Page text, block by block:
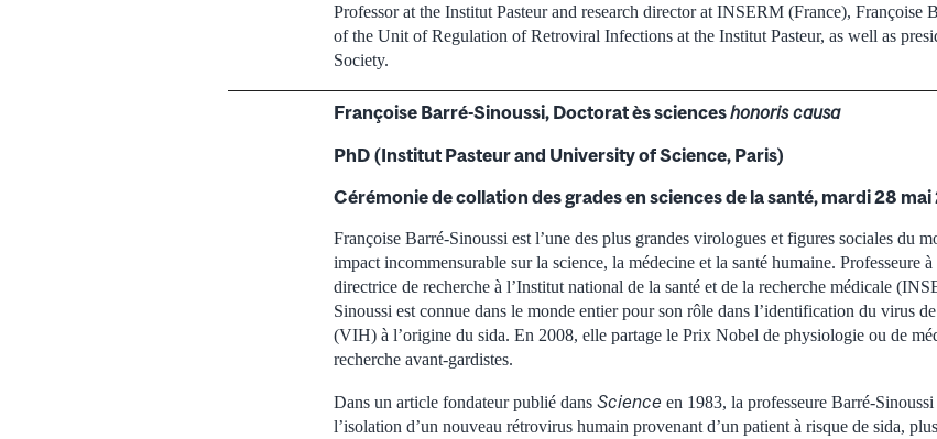
Professor at the Institut Pasteur and research director at INSERM (France), Françoise
of the Unit of Regulation of Retroviral Infections at the Institut Pasteur, as well as
Society.
Françoise Barré-Sinoussi, Doctorat ès scienceshonoris causa
PhD (Institut Pasteur and University of Science, Paris)
Cérémonie de collation des grades en sciences de la santé, mardi 28 mai
Françoise Barré-Sinoussi est l’une des plus grandes virologues et figures sociales du
impact incommensurable sur la science, la médecine et la santé humaine. Professeure
directrice de recherche à l’Institut national de la santé et de la recherche médicale
Sinoussi est connue dans le monde entier pour son rôle dans l’identification du virus
(VIH) à l’origine du sida. En 2008, elle partage le Prix Nobel de physiologie ou de
recherche avant-gardistes.
Dans un article fondateur publié dans Science en 1983, la professeure Barré-
l’isolation d’un nouveau rétrovirus humain provenant d’un patient à risque de sida,